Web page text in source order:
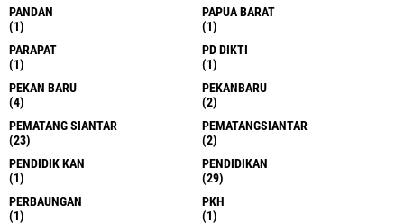
PANDAN
(1)
PAPUA BARAT
(1)
PARAPAT
(1)
PD DIKTI
(1)
PEKAN BARU
(4)
PEKANBARU
(2)
PEMATANG SIANTAR
(23)
PEMATANGSIANTAR
(2)
PENDIDIK KAN
(1)
PENDIDIKAN
(29)
PERBAUNGAN
(1)
PKH
(1)